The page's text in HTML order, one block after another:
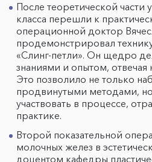
После теоретической части
класса перешли к
операционной доктор
продемонстрировал
«Слинг-петли». Он щедро
знаниями и опытом, отвечая
Это позволило не только
продвинутыми методами,
участвовать в процессе,
практике.
Второй показательной
молочных желез в
доцентом кафедры